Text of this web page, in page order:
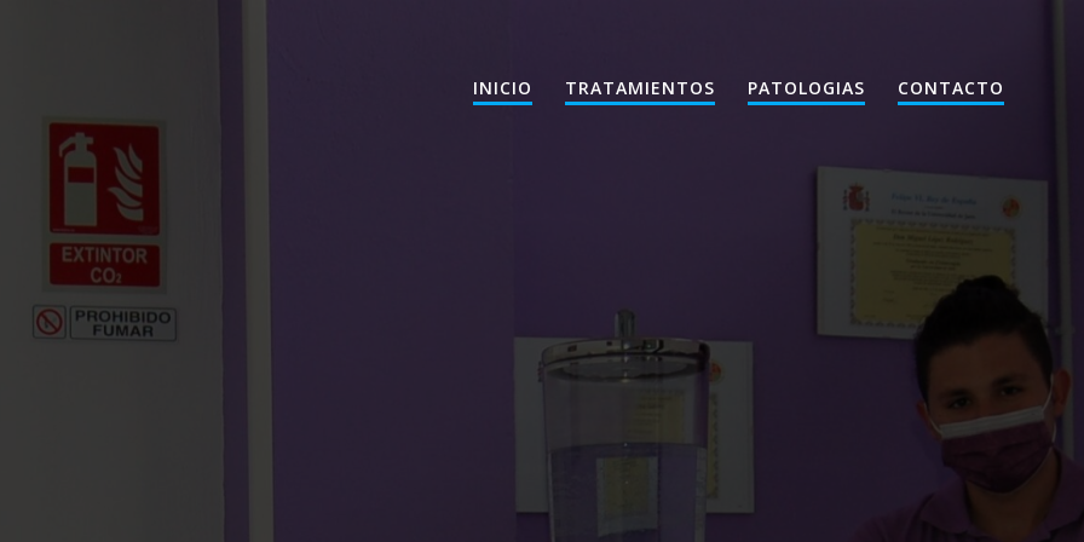
INICIO TRATAMIENTOS PATOLOGIAS CONTACTO